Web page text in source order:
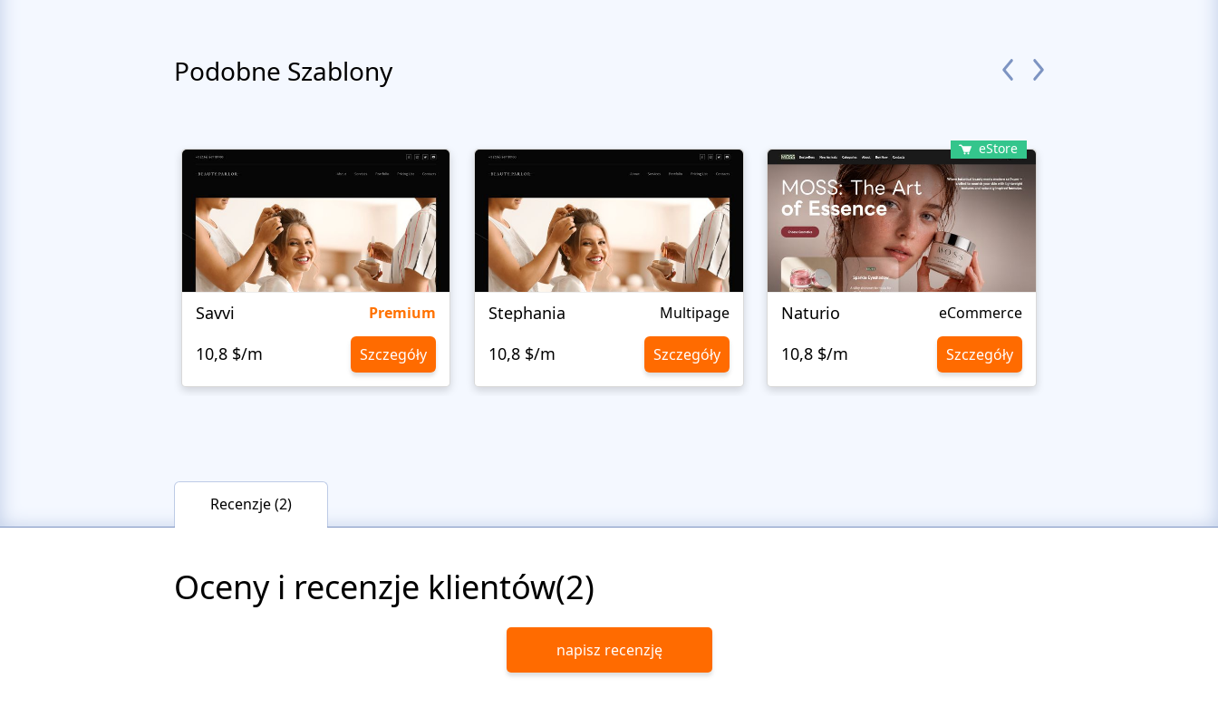
Podobne Szablony
Savvi Premium
10,8 $/m Szczegóły
Stephania Multipage
10,8 $/m Szczegóły
eStore
Naturio eCommerce
10,8 $/m Szczegóły
Recenzje (2)
Oceny i recenzje klientów(2)
napisz recenzję